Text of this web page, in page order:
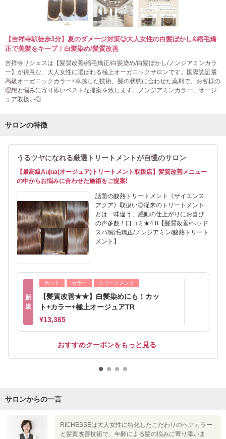
【吉祥寺駅徒歩3分】夏のダメージ対策◎大人女性の白髪ぼかし&縮毛矯
正で美髪をキープ！白髪染め/髪質改善
吉祥寺リシェスは【髪質改善/縮毛矯正/白髪染め/白髪ぼかし/ノンジアミンカラ
ー】が得意な、大人女性に選ばれる極上オーガニックサロンです。国際認証最
高級オーガニックカラー×卓越した技術。髪の状態に合わせた薬剤で、お客様の
理想と悩みに寄り添いベストな提案を致します。ノンジアミンカラー、オージ
ュア取扱い◎
サロンの特徴
うるツヤになれる厳選トリートメントが自慢のサロン
【最高級Aujua(オージュア)トリートメント取扱店】髪質改善メニュー
の中からお悩みに合わせた施術をご提案!
話題の酸熱トリートメント《サイエンス
アクア》取扱い◎従来のトリートメント
とは一味違う、感動の仕上がりにお喜び
の声多数！口コミ★4.8【髪質改善/ヘッド
スパ/縮毛矯正/ノンジアミン/酸熱トリート
メント】
新
規
カット カラー トリートメント
【髪質改善★★】白髪染めにも！カッ
ト+カラー+極上オージュアTR
¥13,365
おすすめクーポンをもっと見る
サロンからの一言
RICHESSEは大人女性に特化したこだわりのヘアカラー
と髪質改善技術で、年齢による髪の悩みに寄り添いま